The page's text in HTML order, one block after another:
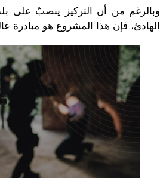
وبالرغم من أن التركيز ينصبّ على
الهادئ، فإن هذا المشروع هو مبادرة